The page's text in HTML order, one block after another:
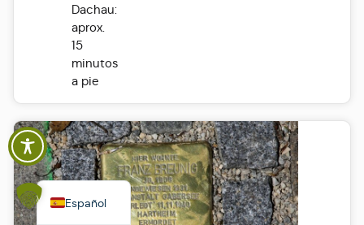
Dachau:
aprox.
15
minutos
a pie
Español
Deutsch
English
Français
Polski